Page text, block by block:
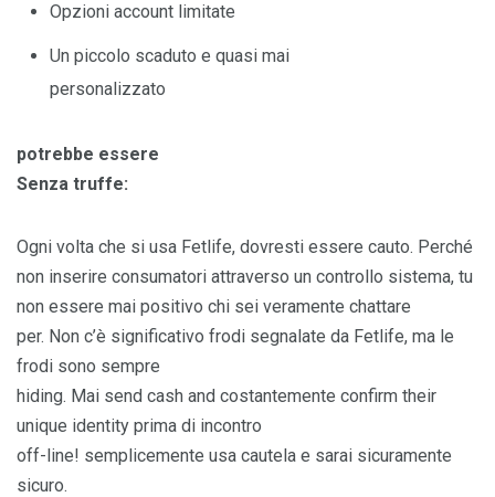
Opzioni account limitate
Un piccolo scaduto e quasi mai
personalizzato
potrebbe essere
Senza truffe:
Ogni volta che si usa Fetlife, dovresti essere cauto. Perché
non inserire consumatori attraverso un controllo sistema, tu
non essere mai positivo chi sei veramente chattare
per. Non c’è significativo frodi segnalate da Fetlife, ma le
frodi sono sempre
hiding. Mai send cash and costantemente confirm their
unique identity prima di incontro
off-line! semplicemente usa cautela e sarai sicuramente
sicuro.